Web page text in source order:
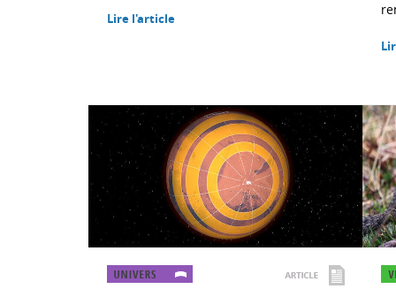
Lire l'article